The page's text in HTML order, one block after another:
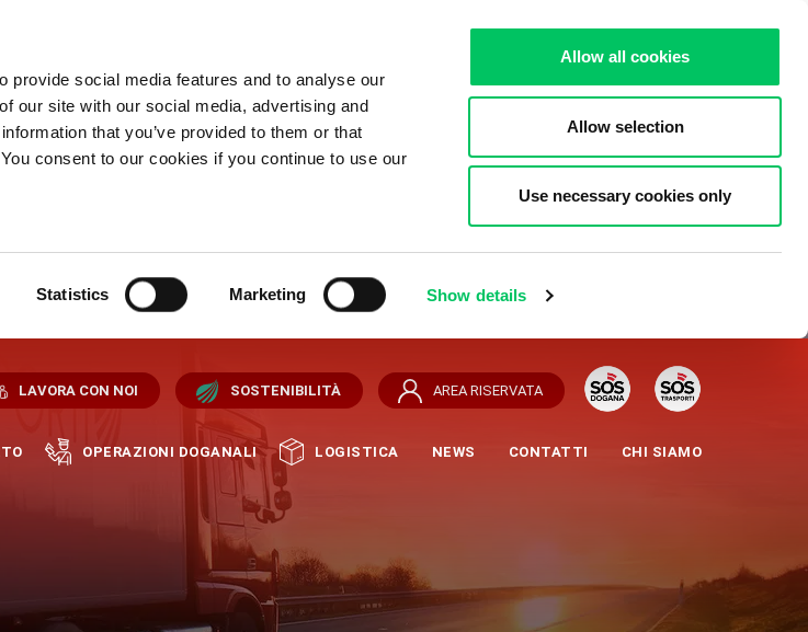
provide social media features and to analyse our
our site with our social media, advertising and
that you’ve provided to them or that
consent to our cookies if you continue to use our
Statistics Marketing Show details
Allow all cookies
Allow selection
Use necessary cookies only
LAVORA CON NOI SOSTENIBILITÀ AREA RISERVATA
OPERAZIONI DOGANALI LOGISTICA NEWS CONTATTI CHI SIAMO